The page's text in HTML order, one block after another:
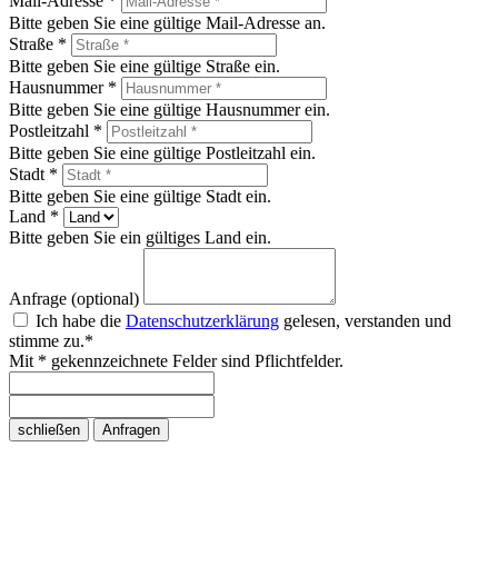
Bitte geben Sie eine gültige Mail-Adresse an.
Straße *
Bitte geben Sie eine gültige Straße ein.
Hausnummer *
Bitte geben Sie eine gültige Hausnummer ein.
Postleitzahl *
Bitte geben Sie eine gültige Postleitzahl ein.
Stadt *
Bitte geben Sie eine gültige Stadt ein.
Land *
Bitte geben Sie ein gültiges Land ein.
Anfrage (optional)
Ich habe die Datenschutzerklärung gelesen, verstanden und
stimme zu.*
Mit * gekennzeichnete Felder sind Pflichtfelder.
schließen Anfragen